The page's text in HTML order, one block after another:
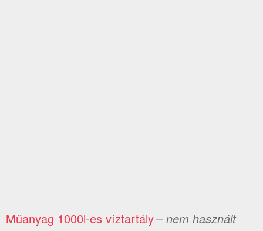
Műanyag 1000l-es víztartály– nem használt